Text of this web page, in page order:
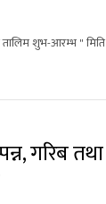
शुभ-आरम्भ " मिति
गरिब तथा